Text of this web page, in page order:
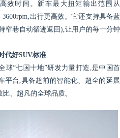
效时间。新车最大扭矩输出范围从
3600rpm,出行更高效。它还支持具备蓝
窄巷自动循迹返回),让用户的每一分钟
代好SUV标准
球“七国十地”研发力量打造,是中国首
平台,具备超前的智能化、超全的延展
、超凡的全球品质。